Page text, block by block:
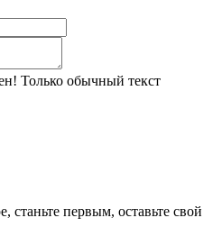
Только обычный текст
станьте первым, оставьте свой